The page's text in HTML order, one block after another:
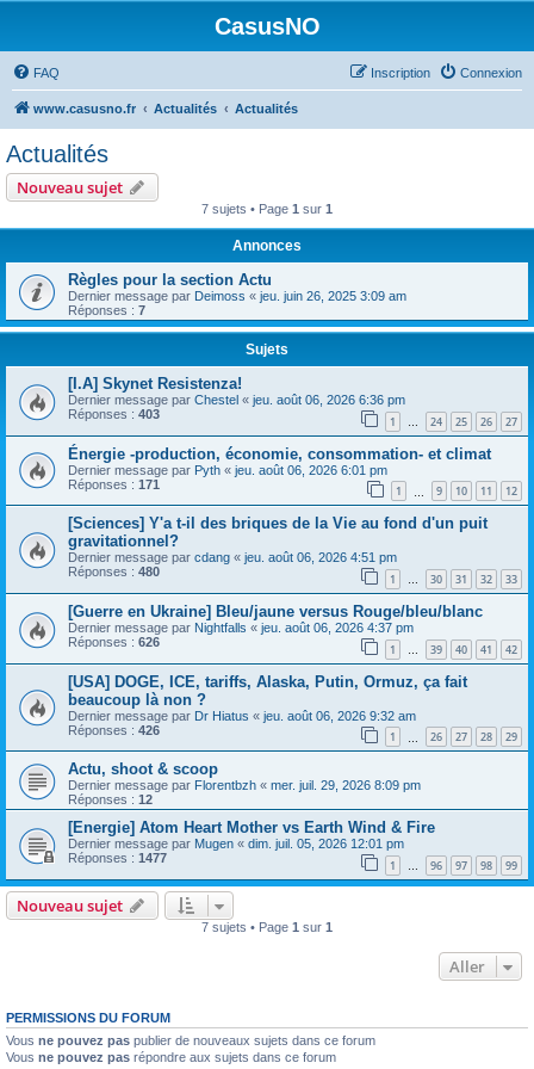
CasusNO
FAQ Connexion
Inscription
www.casusno.fr Actualités Actualités
Actualités
Nouveau sujet
7 sujets • Page 1 sur 1
Annonces
Règles pour la section Actu
Dernier message par Deimoss « jeu. juin 26, 2025 3:09 am
Réponses : 7
Sujets
[I.A] Skynet Resistenza!
Dernier message par Chestel « jeu. août 06, 2026 6:36 pm
Réponses : 403 1 … 24 25 26 27
Énergie -production, économie, consommation- et climat
Dernier message par Pyth « jeu. août 06, 2026 6:01 pm
Réponses : 171 1 9 10 11 12
[Sciences] Y'a t-il des briques de la Vie au fond d'un puit
gravitationnel?
Dernier message par cdang « jeu. août 06, 2026 4:51 pm
Réponses : 480 1 … 30 31 32 33
[Guerre en Ukraine] Bleu/jaune versus Rouge/bleu/blanc
Dernier message par Nightfalls « jeu. août 06, 2026 4:37 pm
Réponses : 626 1 … 39 40 41 42
[USA] DOGE, ICE, tariffs, Alaska, Putin, Ormuz, ça fait
beaucoup là non ?
Dernier message par Dr Hiatus « jeu. août 06, 2026 9:32 am
Réponses : 426 1 26 27 28 29
Actu, shoot & scoop
Dernier message par Florentbzh « mer. juil. 29, 2026 8:09 pm
Réponses : 12
[Energie] Atom Heart Mother vs Earth Wind & Fire
Dernier message par Mugen « dim. juil. 05, 2026 12:01 pm
Réponses : 1477 1 … 96 97 98 99
Nouveau sujet
7 sujets • Page 1 sur 1
Aller
PERMISSIONS DU FORUM
Vous ne pouvez pas publier de nouveaux sujets dans ce forum
Vous ne pouvez pas répondre aux sujets dans ce forum